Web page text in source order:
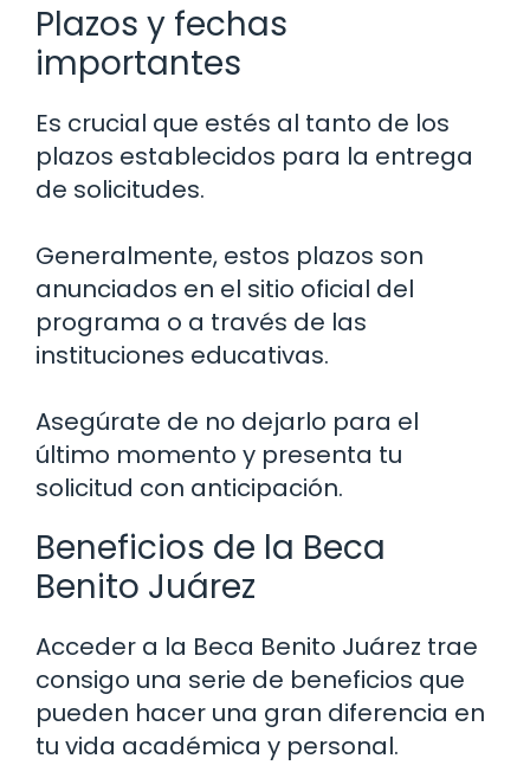
Plazos y fechas
importantes
Es crucial que estés al tanto de los
plazos establecidos para la entrega
de solicitudes.
Generalmente, estos plazos son
anunciados en el sitio oficial del
programa o a través de las
instituciones educativas.
Asegúrate de no dejarlo para el
último momento y presenta tu
solicitud con anticipación.
Beneficios de la Beca
Benito Juárez
Acceder a la Beca Benito Juárez trae
consigo una serie de beneficios que
pueden hacer una gran diferencia en
tu vida académica y personal.